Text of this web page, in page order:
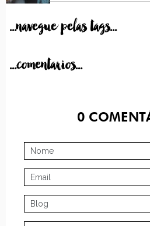
...navegue pelas tags...
...comentarios...
0